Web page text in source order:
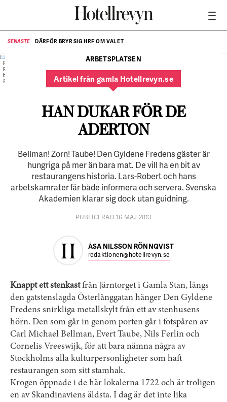
SENASTE DÄRFÖR BRYR SIG HRF OM VALET
På Den Gyldene Freden får Andreas Jonsson, Lars-
Robert Nordin och Kristoffer Bergström besvara
både frågor om menyn och Bellman.
FOTO:
ARBETSPLATSEN
Artikel från gamla Hotellrevyn.se
HAN DUKAR FÖR DE
ADERTON
Bellman! Zorn! Taube! Den Gyldene Fredens gäster är
hungriga på mer än bara mat. De vill ha en bit av
restaurangens historia. Lars-Robert och hans
arbetskamrater får både informera och servera. Svenska
Akademien klarar sig dock utan guidning.
PUBLICERAD 16 MAJ 2013
ÅSA NILSSON RÖNNQVIST
redaktionen@hotellrevyn.se
Knappt ett stenkastfrån Järn­torget i Gamla Stan, längs
den gatstenslagda Österlånggatan hänger Den Gyldene
Fredens snirkliga metall­skylt från ett av sten­husens
hörn. Den som går in genom porten går i fotspåren av
Carl ­Michael Bellman, Evert Taube, Nils Ferlin och
Cornelis Vreeswijk, för att bara nämna några av
Stockholms alla kulturpersonligheter som haft
restaurangen som sitt stamhak.
Krogen öppnade i de här ­lokalerna 1722 och är troligen
en av Skandinaviens äldsta. I dag är det inte lika